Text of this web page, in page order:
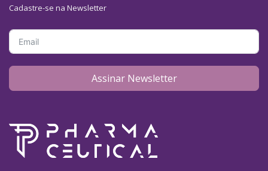
Cadastre-se na Newsletter
Assinar Newsletter